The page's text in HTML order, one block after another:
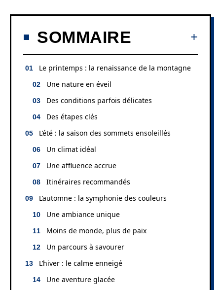
SOMMAIRE
Le printemps : la renaissance de la montagne
Une nature en éveil
Des conditions parfois délicates
Des étapes clés
L’été : la saison des sommets ensoleillés
Un climat idéal
Une affluence accrue
Itinéraires recommandés
L’automne : la symphonie des couleurs
Une ambiance unique
Moins de monde, plus de paix
Un parcours à savourer
L’hiver : le calme enneigé
Une aventure glacée